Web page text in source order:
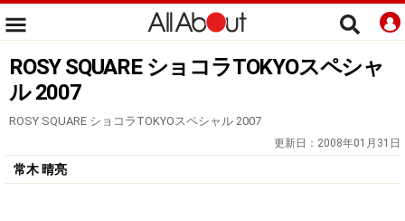
ROSY SQUARE ショコラTOKYOスペシャ
ル 2007
ROSY SQUARE ショコラTOKYOスペシャル 2007
更新日： 2008年01月31日
常木 晴亮